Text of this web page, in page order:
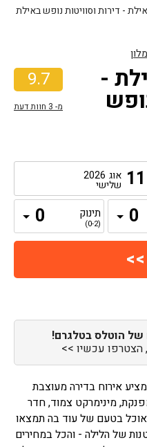
- דירות וסוויטות נופש באילת
9.7
מ- 3 חוות דעת
-
11 אוג 2026
שלישי
תינוק
(0-2)
של הוטלס בטלגרם!
, הצטרפו עכשיו >>
אירוח בדירה מעוצבת
מינימרקט צמוד, חדר
בטעם של עוד בה תמצאו
של הלילה - והכל במחירים